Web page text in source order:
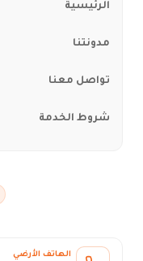
الرئيسية
مدونتنا
تواصل معنا
شروط الخدمة
الهاتف الأرضي